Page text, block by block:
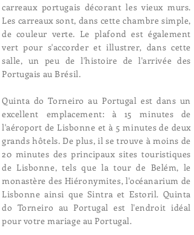
carreaux portugais décorant les vieux murs.
Les carreaux sont, dans cette chambre simple,
de couleur verte. Le plafond est également
vert pour s'accorder et illustrer, dans cette
salle, un peu de l'histoire de l'arrivée des
Portugais au Brésil.
Quinta do Torneiro au Portugal est dans un
excellent emplacement: à 15 minutes de
l'aéroport de Lisbonne et à 5 minutes de deux
grands hôtels. De plus, il se trouve à moins de
20 minutes des principaux sites touristiques
de Lisbonne, tels que la tour de Belém, le
monastère des Hiéronymites, l'océanarium de
Lisbonne ainsi que Sintra et Estoril. Quinta
do Torneiro au Portugal est l'endroit idéal
pour votre mariage au Portugal.